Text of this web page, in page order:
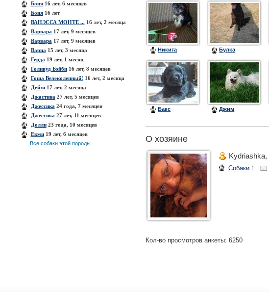
Боня16 лет, 6 месяцев
Боня16 лет
ВАНЭССА МОНТЕ ...16 лет, 2 месяца
Варвара 17 лет, 9 месяцев
Варвара 17 лет, 9 месяцев
Варна 15 лет, 3 месяца
Герда 19 лет, 1 месяц
Голивуд Бэйби16 лет, 8 месяцев
Гоша Велеколепный! 16 лет, 2 месяца
Дейзи17 лет, 2 месяца
Джастина 27 лет, 5 месяцев
Джессика 24 года, 7 месяцев
Джессика 27 лет, 11 месяцев
Долли23 года, 10 месяцев
Екми19 лет, 6 месяцев
Все собаки этой породы
Никита Булка
Бакс Джим
О хозяине
Kydriashka,
Собаки 1
Кол-во просмотров анкеты: 6250